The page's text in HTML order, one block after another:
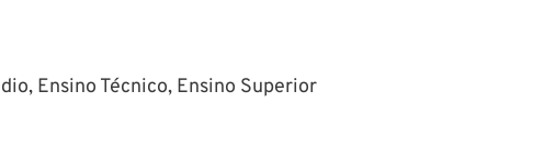
Ensino Técnico, Ensino Superior